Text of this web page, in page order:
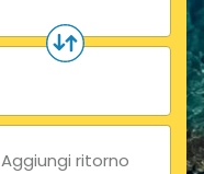
Aggiungi ritorno